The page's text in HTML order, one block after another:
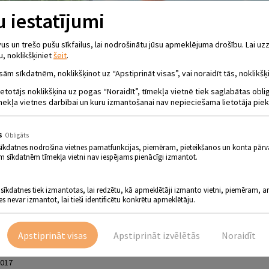
“MISIJA “RIEKSTI” 2: TRAKĀ DABA”
plkst. 15.00 un plkst. 17.00, kā arī 27. oktobrī plkst. 15.00 un
demonstrēta animācijas filma “Misija “Rieksti” 2: Trakā
turpinās – šoreiz galvenajiem varoņiem ir jāapvienojas jaunā misijā, lai
zaļo atpūtas zonu un tā vietā uzcelt atrakciju parku. Par laimi, riekstu
izpildes.
Harry Linden / ToonBox Entertainment, Gulfstream Pictures
piedzīvojumu filma, ģimenes filma
iestatījumi
un trešo pušu sīkfailus, lai nodrošinātu jūsu apmeklējuma drošību. Lai
noklikšķinietšeit.
sīkdatnēm, noklikšķinot uz “Apstiprināt visas”, vai noraidīt tās,
noklikšķina uz pogas “Noraidīt”, tīmekļa vietnē tiek saglabātas
vietnes darbībai un kuru izmantošanai nav nepieciešama lietotāja
Obligāts
nodrošina vietnes pamatfunkcijas, piemēram, pieteikšanos un konta
sīkdatnēm tīmekļa vietni nav iespējams pienācīgi izmantot.
tiek izmantotas, lai redzētu, kā apmeklētāji izmanto vietni, piemēram,
nevar izmantot, lai tieši identificētu konkrētu apmeklētāju.
Noraidīt
Apstiprināt izvēlētās
Apstiprināt visas